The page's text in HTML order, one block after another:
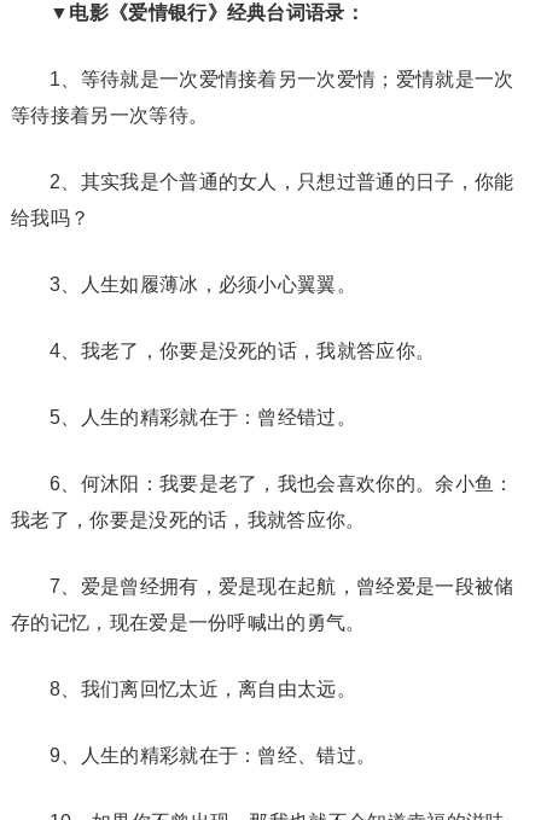
▼电影《爱情银行》经典台词语录：
1、等待就是一次爱情接着另一次爱情；爱情就是一次
等待接着另一次等待。
2、其实我是个普通的女人，只想过普通的日子，你能
给我吗？
3、人生如履薄冰，必须小心翼翼。
4、我老了，你要是没死的话，我就答应你。
5、人生的精彩就在于：曾经错过。
6、何沐阳：我要是老了，我也会喜欢你的。余小鱼：
我老了，你要是没死的话，我就答应你。
7、爱是曾经拥有，爱是现在起航，曾经爱是一段被储
存的记忆，现在爱是一份呼喊出的勇气。
8、我们离回忆太近，离自由太远。
9、人生的精彩就在于：曾经、错过。